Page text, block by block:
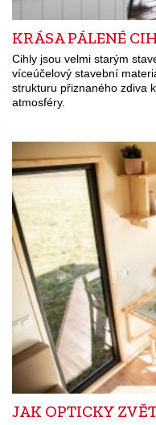
KRÁSA PÁLENÉ
Cihly jsou velmi starým
víceúčelový stavební
strukturu přiznaného zdiva
atmosféry.
JAK OPTICKY